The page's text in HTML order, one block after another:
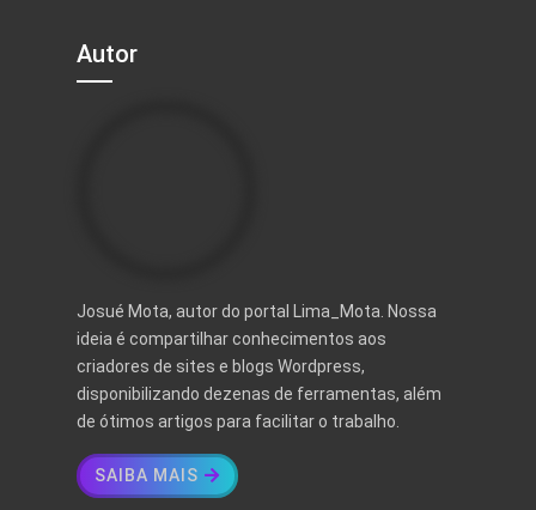
Autor
Josué Mota, autor do portal Lima_Mota. Nossa
ideia é compartilhar conhecimentos aos
criadores de sites e blogs Wordpress,
disponibilizando dezenas de ferramentas, além
de ótimos artigos para facilitar o trabalho.
SAIBA MAIS